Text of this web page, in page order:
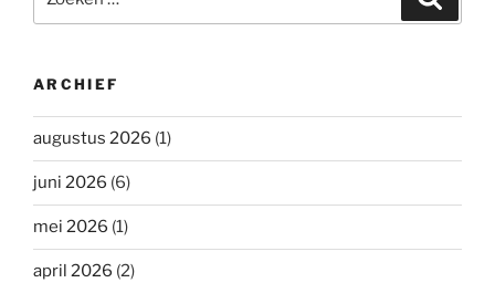
naar:
ARCHIEF
augustus 2026 (1)
juni 2026 (6)
mei 2026 (1)
april 2026 (2)